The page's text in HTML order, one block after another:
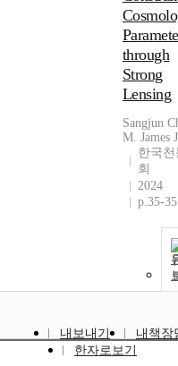
through
Strong
Lensing
Sangjun
M. James
한국
회
2024
p.35-35
내보내기
내책장
한자로보기